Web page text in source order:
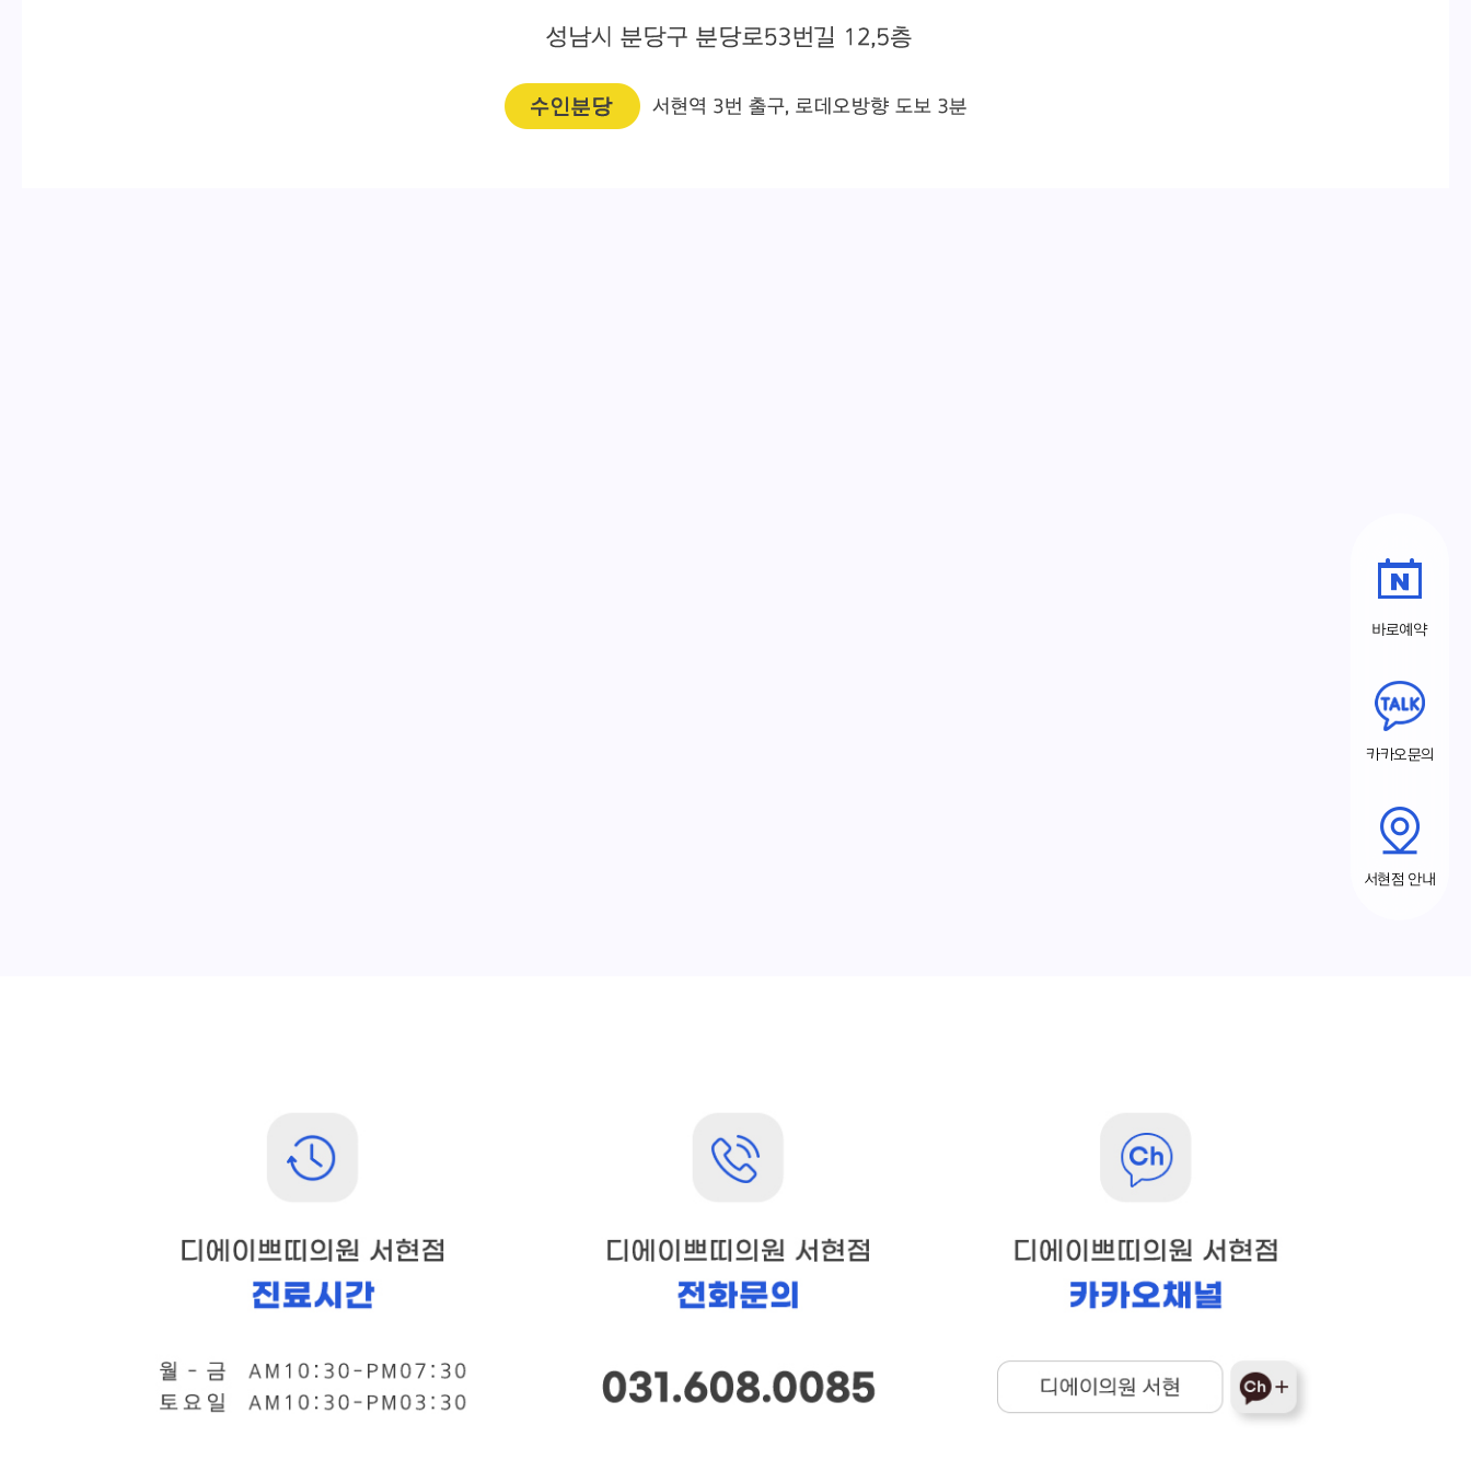
바로예약
카카오문의
서현점 안내